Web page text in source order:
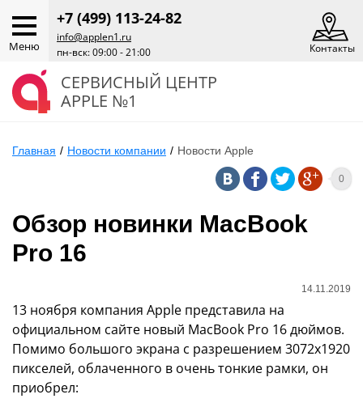
Меню
+7 (499) 113-24-82
info@applen1.ru
пн-вск: 09:00 - 21:00
Контакты
СЕРВИСНЫЙ ЦЕНТР
APPLE №1
Главная / Новости компании / Новости Apple
0
Обзор новинки MacBook
Pro 16
14.11.2019
13 ноября компания Apple представила на
официальном сайте новый MacBook Pro 16 дюймов.
Помимо большого экрана с разрешением 3072х1920
пикселей, облаченного в очень тонкие рамки, он
приобрел: